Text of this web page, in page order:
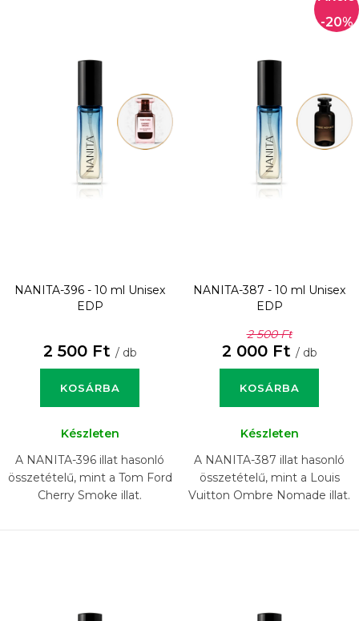
NANITA-396 - 10 ml Unisex
EDP
2 500 Ft / db
KOSÁRBA
Készleten
A NANITA-396 illat hasonló
összetételű, mint a Tom Ford
Cherry Smoke illat.
-20%
NANITA-387 - 10 ml Unisex
EDP
2 500 Ft
2 000 Ft / db
KOSÁRBA
Készleten
A NANITA-387 illat hasonló
összetételű, mint a Louis
Vuitton Ombre Nomade illat.